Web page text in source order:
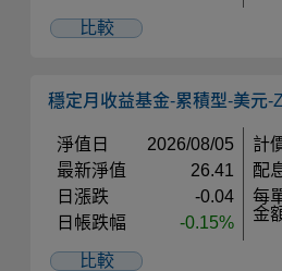
比較
穩定月收益基金-累積型-美元-
淨值日
2026/08/05
最新淨值
26.41
日漲跌
-0.04
日帳跌幅
-0.15%
計
配
每
金
比較